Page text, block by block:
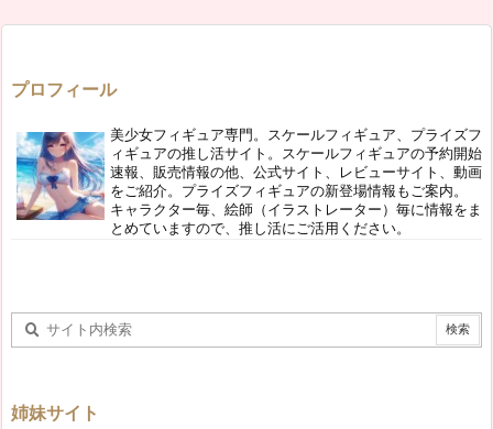
プロフィール
美少女フィギュア専門。スケールフィギュア、プライズフ
ィギュアの推し活サイト。スケールフィギュアの予約開始
速報、販売情報の他、公式サイト、レビューサイト、動画
をご紹介。プライズフィギュアの新登場情報もご案内。
キャラクター毎、絵師（イラストレーター）毎に情報をま
とめていますので、推し活にご活用ください。
姉妹サイト